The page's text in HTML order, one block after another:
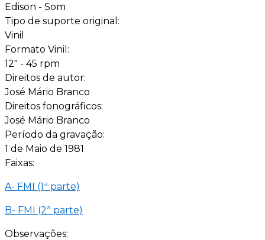
Edison - Som
Tipo de suporte original:
Vinil
Formato Vinil:
12" - 45 rpm
Direitos de autor:
José Mário Branco
Direitos fonográficos:
José Mário Branco
Período da gravação:
1 de Maio de 1981
Faixas:
A- FMI (1ª parte)
B- FMI (2ª parte)
Observações: